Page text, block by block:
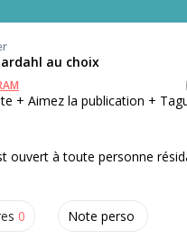
0 Note perso
au choix
+ Aimez la publication +
ouvert à toute personne